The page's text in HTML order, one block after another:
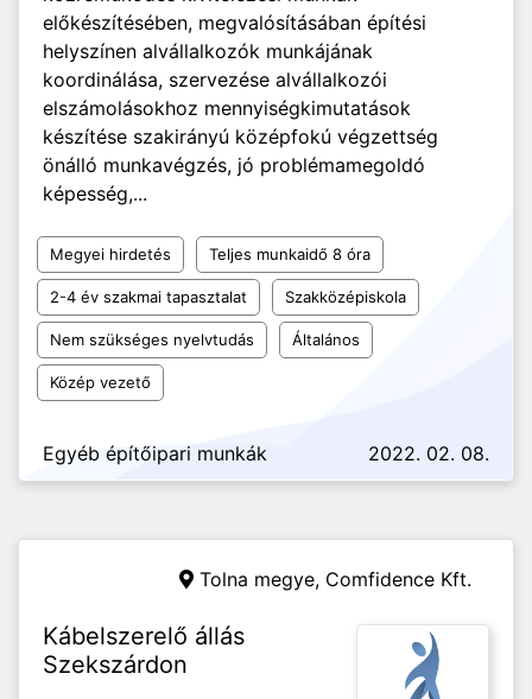
előkészítésében, megvalósításában építési
helyszínen alvállalkozók munkájának
koordinálása, szervezése alvállalkozói
elszámolásokhoz mennyiségkimutatások
készítése szakirányú középfokú végzettség
önálló munkavégzés, jó problémamegoldó
képesség,...
Megyei hirdetés Teljes munkaidő 8 óra
2-4 év szakmai tapasztalat Szakközépiskola
Nem szükséges nyelvtudás Általános
Közép vezető
Egyéb építőipari munkák 2022. 02. 08.
Tolna megye, Comfidence Kft.
Kábelszerelő állás
Szekszárdon